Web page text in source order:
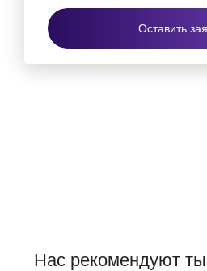
Оставить
Нас рекомендуют